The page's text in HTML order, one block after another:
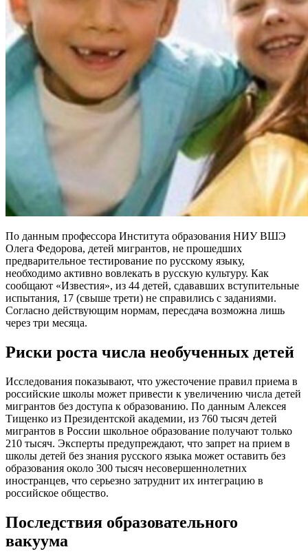
По данным профессора Института образования НИУ ВШЭ
Олега Федорова, детей мигрантов, не прошедших
предварительное тестирование по русскому языку,
необходимо активно вовлекать в русскую культуру. Как
сообщают «Известия», из 44 детей, сдававших вступительные
испытания, 17 (свыше трети) не справились с заданиями.
Согласно действующим нормам, пересдача возможна лишь
через три месяца.
Риски роста числа необученных детей
Исследования показывают, что ужесточение правил приема в
российские школы может привести к увеличению числа детей
мигрантов без доступа к образованию. По данным Алексея
Тищенко из Президентской академии, из 760 тысяч детей
мигрантов в России школьное образование получают только
210 тысяч. Эксперты предупреждают, что запрет на прием в
школы детей без знания русского языка может оставить без
образования около 300 тысяч несовершеннолетних
иностранцев, что серьезно затруднит их интеграцию в
российское общество.
Последствия образовательного
вакуума